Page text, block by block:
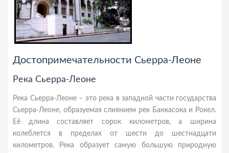
Достопримечательности Сьерра-Леоне
Река Сьерра-Леоне
Река Сьерра-Леоне – это река в западной части государства
Сьерра-Леоне, образуемая слиянием рек Банкасока и Рокел.
Её длина составляет сорок километров, а ширина
колеблется в пределах от шести до шестнадцати
километров. Река образует самую большую природную